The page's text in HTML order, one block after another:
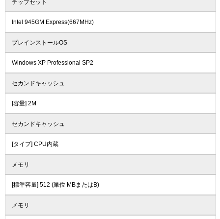
チップセット
Intel 945GM Express(667MHz)
プレインストールOS
Windows XP Professional SP2
セカンドキャッシュ
[容量] 2M
セカンドキャッシュ
[タイプ] CPU内蔵
メモリ
[標準容量] 512 (単位 MBまたはB)
メモリ